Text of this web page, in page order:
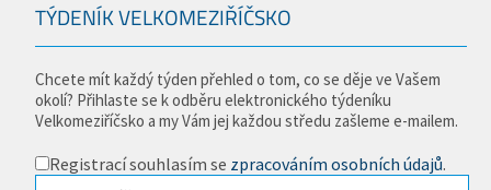
TÝDENÍK VELKOMEZIŘÍČSKO
Chcete mít každý týden přehled o tom, co se děje ve Vašem
okolí? Přihlaste se k odběru elektronického týdeníku
Velkomeziříčsko a my Vám jej každou středu zašleme e-mailem.
Registrací souhlasím se zpracováním osobních údajů.